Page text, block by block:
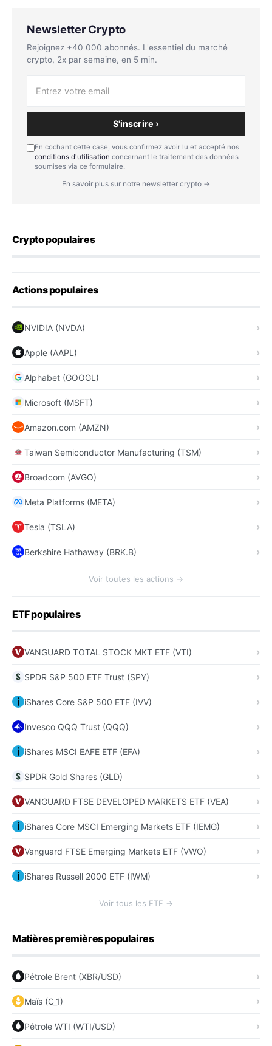
Newsletter Crypto
Rejoignez +40 000 abonnés. L'essentiel du marché
crypto, 2x par semaine, en 5 min.
S'inscrire ›
En cochant cette case, vous confirmez avoir lu et accepté nos
conditions d'utilisation concernant le traitement des données
soumises via ce formulaire.
En savoir plus sur notre newsletter crypto →
Crypto populaires
Actions populaires
NVIDIA (NVDA)
Apple (AAPL)
Alphabet (GOOGL)
Microsoft (MSFT)
Amazon.com (AMZN)
Taiwan Semiconductor Manufacturing (TSM)
Broadcom (AVGO)
Meta Platforms (META)
Tesla (TSLA)
Berkshire Hathaway (BRK.B)
Voir toutes les actions →
ETF populaires
VANGUARD TOTAL STOCK MKT ETF (VTI)
SPDR S&P 500 ETF Trust (SPY)
iShares Core S&P 500 ETF (IVV)
Invesco QQQ Trust (QQQ)
iShares MSCI EAFE ETF (EFA)
SPDR Gold Shares (GLD)
VANGUARD FTSE DEVELOPED MARKETS ETF (VEA)
iShares Core MSCI Emerging Markets ETF (IEMG)
Vanguard FTSE Emerging Markets ETF (VWO)
iShares Russell 2000 ETF (IWM)
Voir tous les ETF →
Matières premières populaires
Pétrole Brent (XBR/USD)
Maïs (C_1)
Pétrole WTI (WTI/USD)